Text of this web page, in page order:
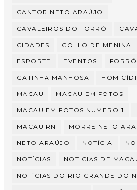
CANTOR NETO ARAÚJO
CAVALEIROS DO FORRÓ
CIDADES COLLO DE MENINA
ESPORTE EVENTOS FORRÓ
GATINHA MANHOSA
MACAU MACAU EM FOTOS
MACAU EM FOTOS NUMERO 1
MACAU RN MORRE NETO
NETO ARAÚJO NOTÍCIA
NOTÍCIAS NOTICIAS DE
NOTÍCIAS DO RIO GRANDE DO